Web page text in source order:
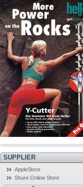
SUPPLIER
AppleStore
Shure Online Store